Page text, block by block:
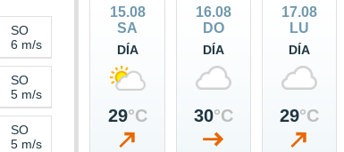
15.08
SA
DÍA
29°C
16.08
DO
DÍA
30°C
17.08
LU
DÍA
29°C
SO
6 m/s
SO
5 m/s
SO
5 m/s